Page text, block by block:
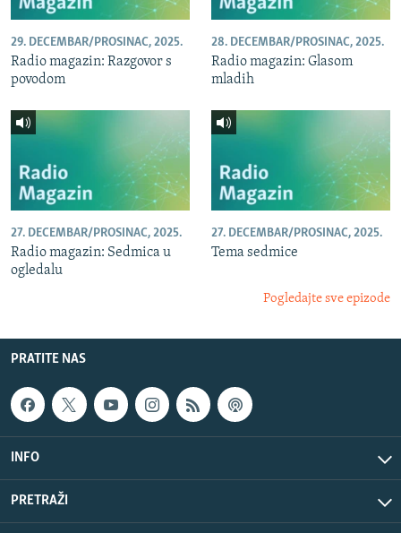
29. DECEMBAR/PROSINAC, 2025.
Radio magazin: Razgovor s
povodom
28. DECEMBAR/PROSINAC, 2025.
Radio magazin: Glasom
mladih
27. DECEMBAR/PROSINAC, 2025.
Radio magazin: Sedmica u
ogledalu
27. DECEMBAR/PROSINAC, 2025.
Tema sedmice
Pogledajte sve epizode
PRATITE NAS
INFO
PRETRAŽI